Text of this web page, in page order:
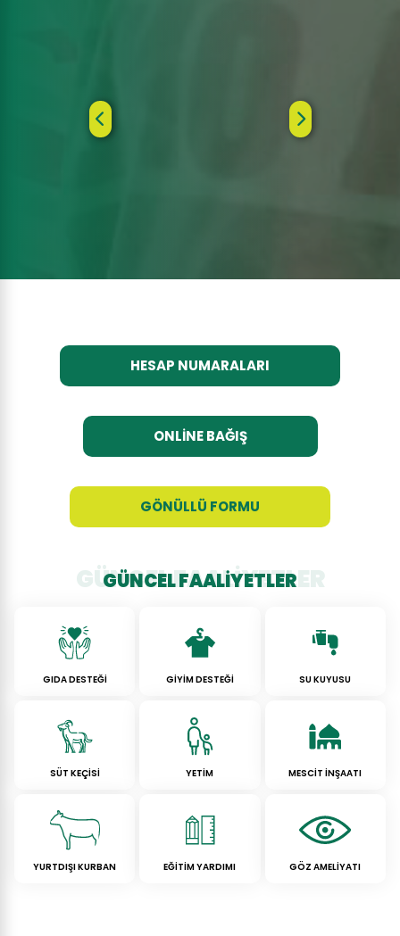
HESAP NUMARALARI
ONLİNE BAĞIŞ
GÖNÜLLÜ FORMU
GÜNCEL FAALİYETLER
GÜNCEL FAALİYETLER
GIDA DESTEĞİ GİYİM DESTEĞİ SU KUYUSU
SÜT KEÇİSİ YETİM MESCİT İNŞAATI
YURTDIŞI KURBAN EĞİTİM YARDIMI GÖZ AMELİYATI